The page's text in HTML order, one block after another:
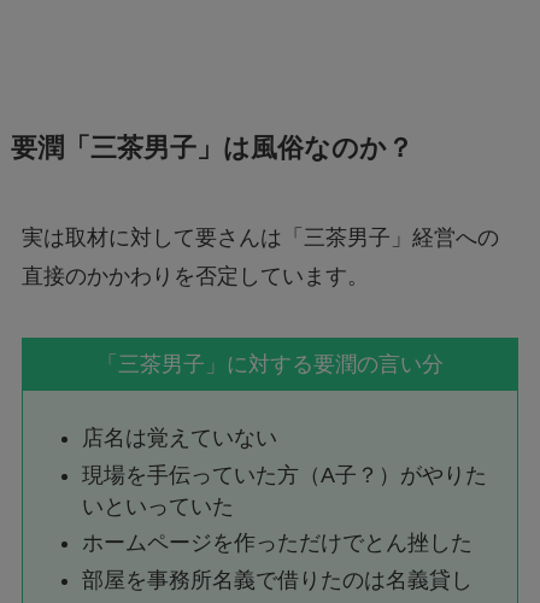
要潤「三茶男子」は風俗なのか？
実は取材に対して要さんは「三茶男子」経営への
直接のかかわりを否定しています。
「三茶男子」に対する要潤の言い分
店名は覚えていない
現場を手伝っていた方（A子？）がやりた
いといっていた
ホームページを作っただけでとん挫した
部屋を事務所名義で借りたのは名義貸し